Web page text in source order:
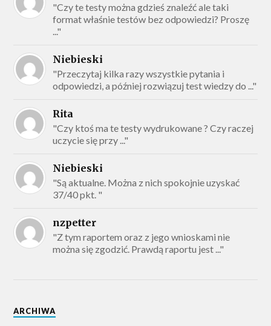
"Czy te testy można gdzieś znaleźć ale taki
format właśnie testów bez odpowiedzi? Proszę
..."
Niebieski
"Przeczytaj kilka razy wszystkie pytania i
odpowiedzi, a później rozwiązuj test wiedzy do ..."
Rita
"Czy ktoś ma te testy wydrukowane ? Czy raczej
uczycie się przy ..."
Niebieski
"Są aktualne. Można z nich spokojnie uzyskać
37/40 pkt. "
nzpetter
"Z tym raportem oraz z jego wnioskami nie
można się zgodzić. Prawdą raportu jest ..."
ARCHIWA